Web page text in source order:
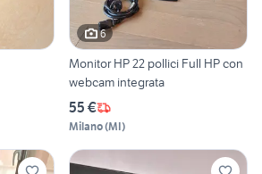
6
Monitor HP 22 pollici Full HP con
webcam integrata
55 €
Milano(MI)